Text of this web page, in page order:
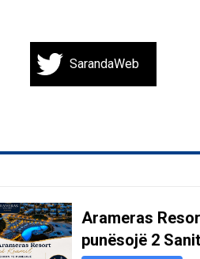
SarandaWeb
Arameras
punësojë 2